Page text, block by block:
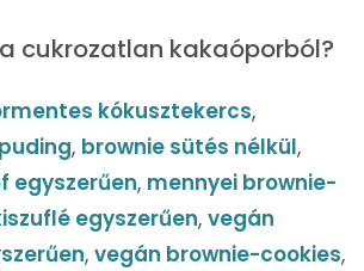
cukrozatlan kakaóporból?
kókusztekercs,
, brownie sütés nélkül,
egyszerűen, mennyei brownie-
egyszerűen, vegán
, vegán brownie-cookies,